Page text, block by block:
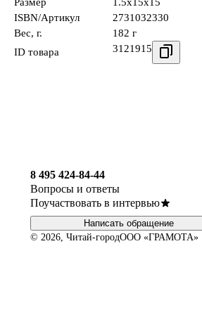
ISBN/Артикул
2731032330
Вес, г.
182 г
ID товара
3121915
8 495 424-84-44
Вопросы и ответы
Поучаствовать в интервью
Написать обращение
© 2026, Читай-городООО «ГРАМОТА»